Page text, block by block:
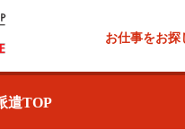
お仕事をお探
遣TOP